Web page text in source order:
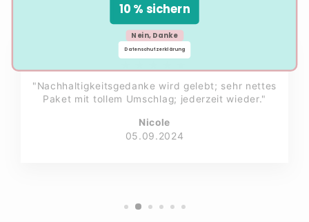
"Nachhaltigkeitsgedanke wird gelebt; sehr nettes
Paket mit tollem Umschlag; jederzeit wieder."
Nicole
05.09.2024
10 % sichern
Nein, Danke
Datenschutzerklärung